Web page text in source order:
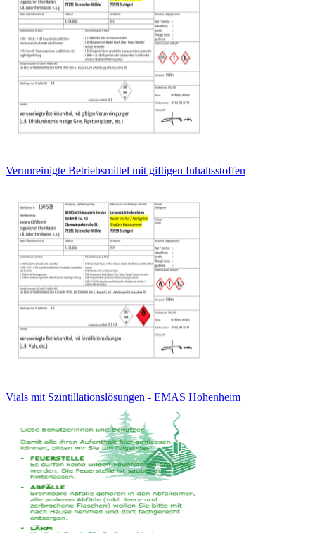
Verunreinigte Betriebsmittel mit giftigen Inhaltsstoffen
Vials mit Szintillationslösungen - EMAS Hohenheim